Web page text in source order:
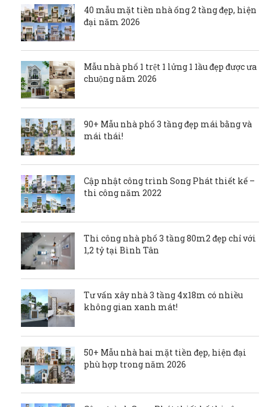
40 mẫu mặt tiền nhà ống 2 tầng đẹp, hiện
đại năm 2026
Mẫu nhà phố 1 trệt 1 lửng 1 1ầu đẹp được ưa
chuộng năm 2026
90+ Mẫu nhà phố 3 tầng đẹp mái bằng và
mái thái!
Cập nhật công trình Song Phát thiết kế –
thi công năm 2022
Thi công nhà phố 3 tầng 80m2 đẹp chỉ với
1,2 tỷ tại Bình Tân
Tư vấn xây nhà 3 tầng 4x18m có nhiều
không gian xanh mát!
50+ Mẫu nhà hai mặt tiền đẹp, hiện đại
phù hợp trong năm 2026